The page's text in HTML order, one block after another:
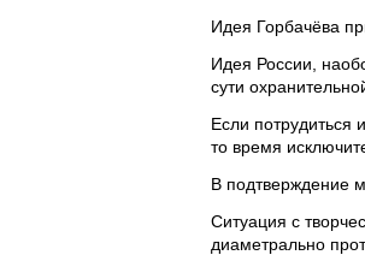
Идея Горбачёва
Идея России,
сути
Если потрудиться
то время
В подтверждение
Ситуация с
диаметрально